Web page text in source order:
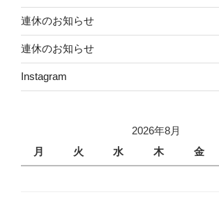
連休のお知らせ
連休のお知らせ
Instagram
2026年8月
月
火 水 木 金